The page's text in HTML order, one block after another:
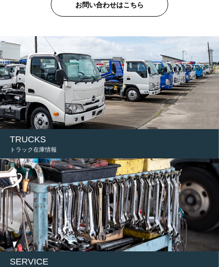
お問い合わせはこちら
TRUCKS
トラック在庫情報
SERVICE